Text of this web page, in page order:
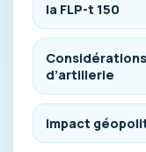
la FLP-t 150
d’artillerie
Impact